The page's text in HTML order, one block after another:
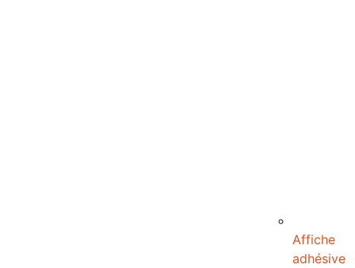
Affiche
adhésive